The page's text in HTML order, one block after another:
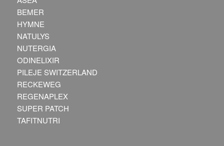
BEMER
HYMNE
NATULYS
NUTERGIA
ODINELIXIR
PILEJE SWITZERLAND
RECKEWEG
REGENAPLEX
SUPER PATCH
TAFITNUTRI